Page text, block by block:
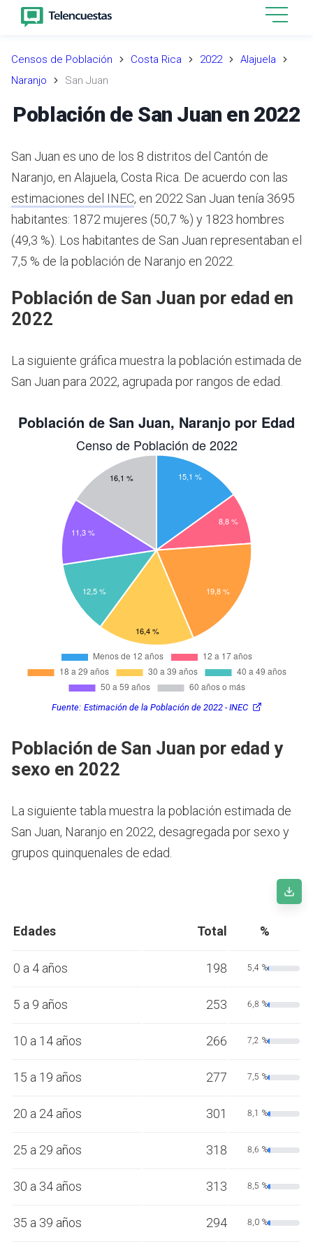
Censos de Población Costa Rica 2022
Alajuela
Naranjo
San Juan
Población de San Juan en 2022
San Juan es uno de los 8 distritos del Cantón de
Naranjo, en Alajuela, Costa Rica. De acuerdo con las
estimaciones del INEC, en 2022 San Juan tenía 3695
habitantes: 1872 mujeres (50,7 %) y 1823 hombres
(49,3 %). Los habitantes de San Juan representaban el
7,5 % de la población de Naranjo en 2022.
Población de San Juan por edad en
2022
La siguiente gráfica muestra la población estimada de
San Juan para 2022, agrupada por rangos de edad.
Fuente: Estimación de la Población de 2022 - INEC
Población de San Juan por edad y
sexo en 2022
La siguiente tabla muestra la población estimada de
San Juan, Naranjo en 2022, desagregada por sexo y
grupos quinquenales de edad.
Edades Total %
0 a 4 años 198 5,4 %
5 a 9 años 253 6,8 %
10 a 14 años 266 7,2 %
15 a 19 años 277 7,5 %
20 a 24 años 301 8,1 %
25 a 29 años 318 8,6 %
30 a 34 años 313 8,5 %
35 a 39 años 294 8,0 %